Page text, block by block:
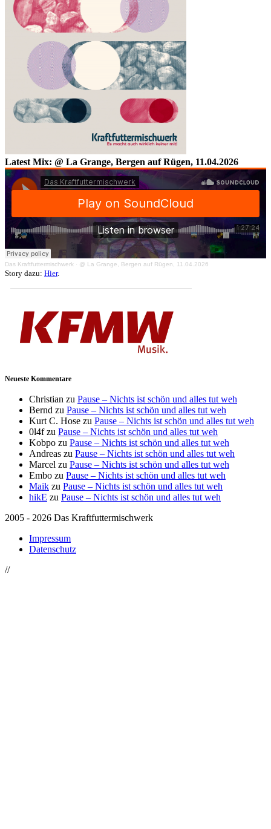
Latest Mix: @ La Grange, Bergen auf Rügen, 11.04.2026
Das Kraftfuttermischwerk · @ La Grange, Bergen auf Rügen, 11.04.2026
Story dazu: Hier.
Neueste Kommentare
Christian zu Pause – Nichts ist schön und alles tut weh
Bernd zu Pause – Nichts ist schön und alles tut weh
Kurt C. Hose zu Pause – Nichts ist schön und alles tut weh
0l4fzu Pause – Nichts ist schön und alles tut weh
Kobpo zu Pause – Nichts ist schön und alles tut weh
Andreas zu Pause – Nichts ist schön und alles tut weh
Marcel zu Pause – Nichts ist schön und alles tut weh
Embo zu Pause – Nichts ist schön und alles tut weh
Maik zu Pause – Nichts ist schön und alles tut weh
hikE zu Pause – Nichts ist schön und alles tut weh
2005 - 2026 Das Kraftfuttermischwerk
Impressum
Datenschutz
//